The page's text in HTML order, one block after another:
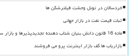
خردسالان در تونل وحشت فیلترشکن ها
ثبات قیمت نفت در بازار جهانی
ماده 16 قانون دانش بنیان شتاب دهنده تجدیدپذیرها و بازار سبز ایران
بازاریاب ها کف بازار اینترنت پرو می فروشند